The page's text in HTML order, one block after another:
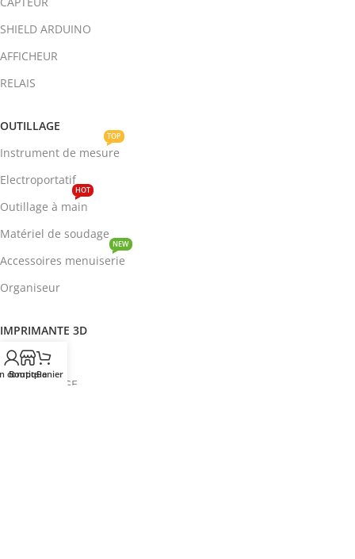
SHIELD ARDUINO
AFFICHEUR
RELAIS
OUTILLAGE
Instrument de mesure
TOP
Electroportatif
Outillage à main
HOT
Matériel de soudage
Accessoires menuiserie
NEW
Organiseur
IMPRIMANTE 3D
ROBOTIQUE
PROTOTYPAGE
compte
BoutiquePanier